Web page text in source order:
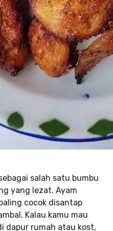
salah satu bumbu
yang lezat. Ayam
cocok disantap
Kalau kamu mau
dapur rumah atau kost,